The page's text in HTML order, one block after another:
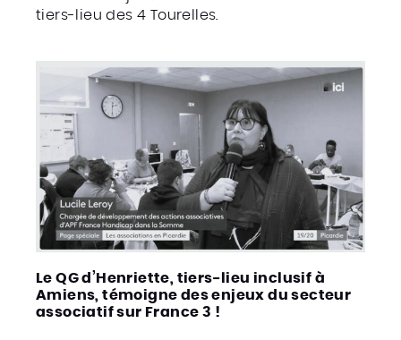
tiers-lieu des 4 Tourelles.
Le QG d’Henriette, tiers-lieu inclusif à
Amiens, témoigne des enjeux du secteur
associatif sur France 3 !